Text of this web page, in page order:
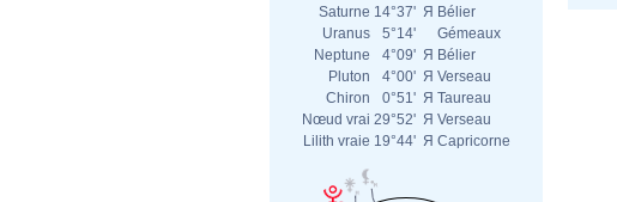
Saturne 14°37' Я Bélier
Uranus
5°14'
Gémeaux
Neptune
4°09' Я Bélier
Pluton
4°00' Я Verseau
Chiron
0°51' Я Taureau
Nœud vrai 29°52' Я Verseau
Lilith vraie 19°44' Я Capricorne